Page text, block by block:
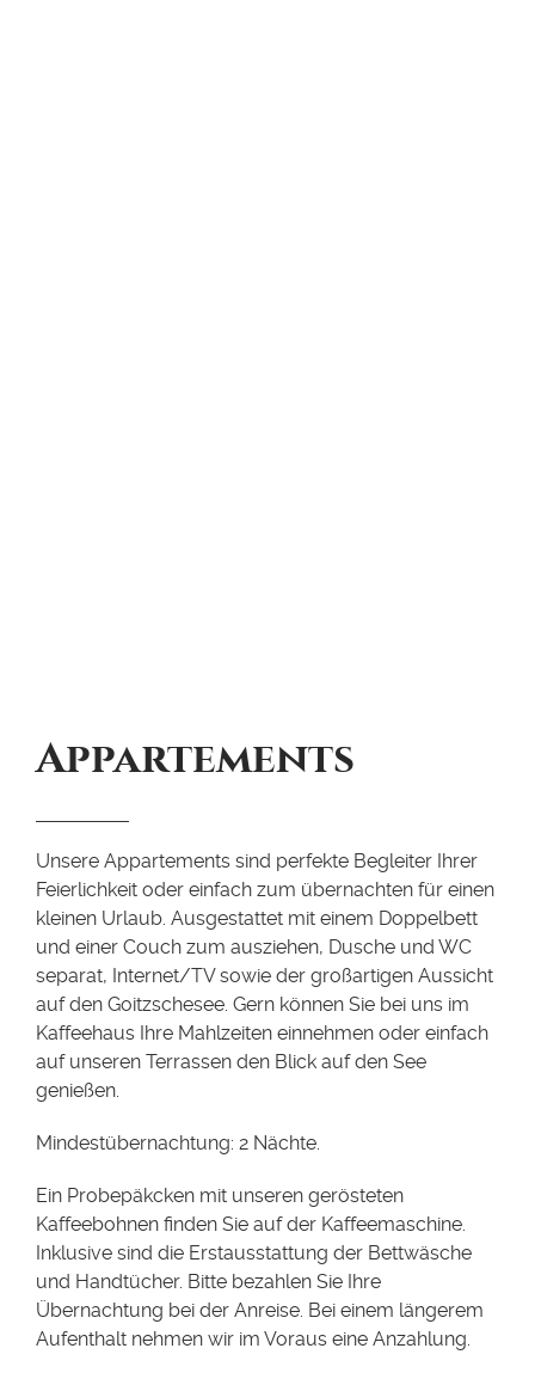
Appartements
Unsere Appartements sind perfekte Begleiter Ihrer
Feierlichkeit oder einfach zum übernachten für einen
kleinen Urlaub. Ausgestattet mit einem Doppelbett
und einer Couch zum ausziehen, Dusche und WC
separat, Internet/TV sowie der großartigen Aussicht
auf den Goitzschesee. Gern können Sie bei uns im
Kaffeehaus Ihre Mahlzeiten einnehmen oder einfach
auf unseren Terrassen den Blick auf den See
genießen.
Mindestübernachtung: 2 Nächte.
Ein Probepäkcken mit unseren gerösteten
Kaffeebohnen finden Sie auf der Kaffeemaschine.
Inklusive sind die Erstausstattung der Bettwäsche
und Handtücher. Bitte bezahlen Sie Ihre
Übernachtung bei der Anreise. Bei einem längerem
Aufenthalt nehmen wir im Voraus eine Anzahlung.